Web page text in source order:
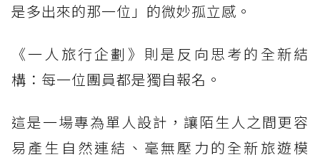
是多出來的那一位」的微妙孤立感。
《一人旅行企劃》則是反向思考的全新結
構：每一位團員都是獨自報名。
這是一場專為單人設計，讓陌生人之間更容
易產生自然連結、毫無壓力的全新旅遊模